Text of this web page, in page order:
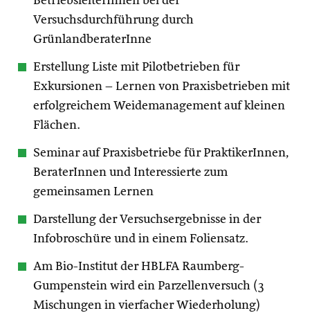
Versuchsdurchführung durch
GrünlandberaterInne
Erstellung Liste mit Pilotbetrieben für
Exkursionen – Lernen von Praxisbetrieben mit
erfolgreichem Weidemanagement auf kleinen
Flächen.
Seminar auf Praxisbetriebe für PraktikerInnen,
BeraterInnen und Interessierte zum
gemeinsamen Lernen
Darstellung der Versuchsergebnisse in der
Infobroschüre und in einem Foliensatz.
Am Bio-Institut der HBLFA Raumberg-
Gumpenstein wird ein Parzellenversuch (3
Mischungen in vierfacher Wiederholung)